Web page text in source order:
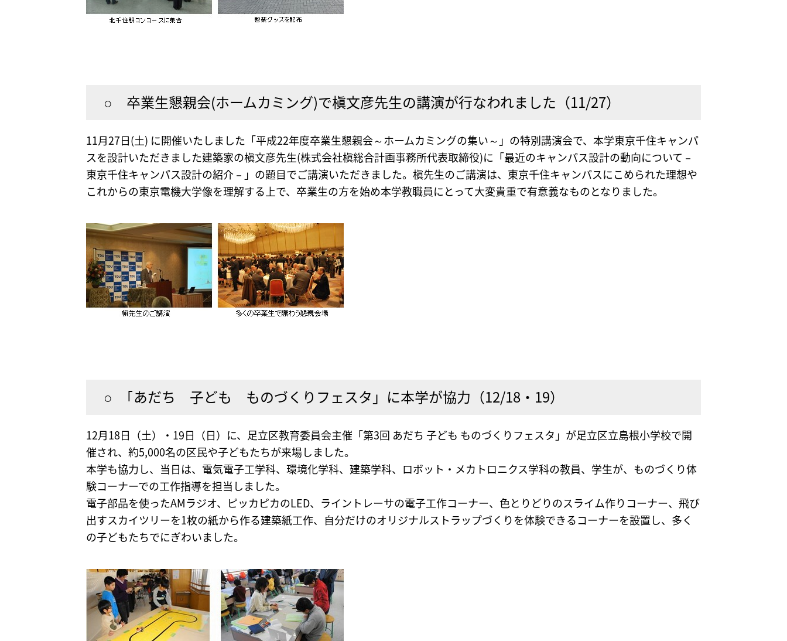
○ 卒業生懇親会(ホームカミング)で槇文彦先生の講演が行なわれました（11/27）
11月27日(土) に開催いたしました「平成22年度卒業生懇親会～ホームカミングの集い～」の特別講演会で、本学東京千住キャンパ
スを設計いただきました建築家の槇文彦先生(株式会社槇総合計画事務所代表取締役)に「最近のキャンパス設計の動向について－
東京千住キャンパス設計の紹介－」の題目でご講演いただきました。槇先生のご講演は、東京千住キャンパスにこめられた理想や
これからの東京電機大学像を理解する上で、卒業生の方を始め本学教職員にとって大変貴重で有意義なものとなりました。
○ ｢あだち 子ども ものづくりフェスタ」に本学が協力（12/18・19）
12月18日（土）・19日（日）に、足立区教育委員会主催「第3回 あだち 子ども ものづくりフェスタ」が足立区立島根小学校で開
催され、約5,000名の区民や子どもたちが来場しました。
本学も協力し、当日は、電気電子工学科、環境化学科、建築学科、ロボット・メカトロニクス学科の教員、学生が、ものづくり体
験コーナーでの工作指導を担当しました。
電子部品を使ったAMラジオ、ピッカピカのLED、ライントレーサの電子工作コーナー、色とりどりのスライム作りコーナー、飛び
出すスカイツリーを1枚の紙から作る建築紙工作、自分だけのオリジナルストラップづくりを体験できるコーナーを設置し、多く
の子どもたちでにぎわいました。